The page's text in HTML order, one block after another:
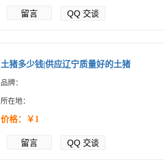
留言 QQ 交谈
土猪多少钱|供应辽宁质量好的土猪
品牌：
所在地：
价格：￥1
留言 QQ 交谈